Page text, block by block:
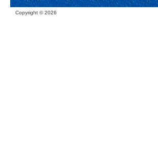
Copyright ©2026